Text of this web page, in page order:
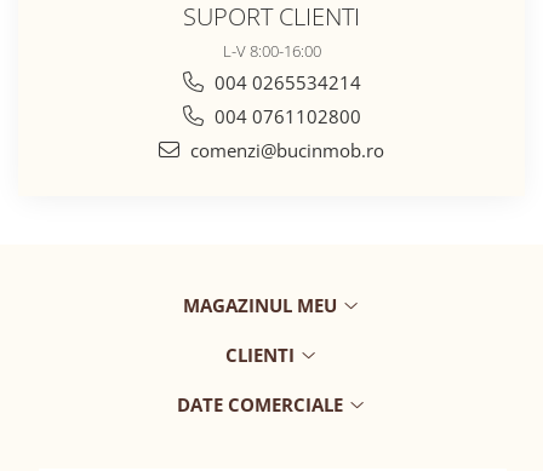
SUPORT CLIENTI
L-V 8:00-16:00
004 0265534214
004 0761102800
comenzi@bucinmob.ro
MAGAZINUL MEU
CLIENTI
DATE COMERCIALE